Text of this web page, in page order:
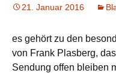
21. Januar 2016
es gehört zu den
von Frank Plasberg,
Sendung offen bleiben